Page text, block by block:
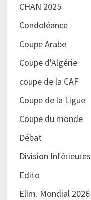
CHAN 2025
Condoléance
Coupe Arabe
Coupe d'Algérie
coupe de la CAF
Coupe de la Ligue
Coupe du monde
Débat
Division Inférieures
Edito
Elim. Mondial 2026